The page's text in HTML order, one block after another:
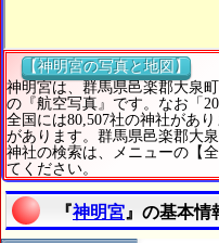
【神明宮の写真と地図】
神明宮は、群馬県邑楽郡大泉
の『航空写真』です。なお「
全国には80,507社の神社があ
があります。群馬県邑楽郡大
神社の検索は、メニューの【
てください。
『神明宮 』の基本情